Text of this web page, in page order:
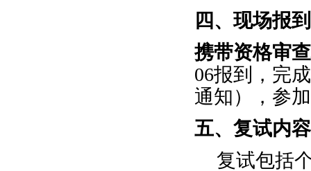
四、现场报到
携带资格审
06报到，完
通知），参
五、复试内容
复试包括